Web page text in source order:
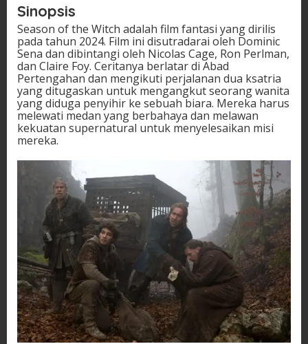
Sinopsis
Season of the Witch adalah film fantasi yang dirilis
pada tahun 2024. Film ini disutradarai oleh Dominic
Sena dan dibintangi oleh Nicolas Cage, Ron Perlman,
dan Claire Foy. Ceritanya berlatar di Abad
Pertengahan dan mengikuti perjalanan dua ksatria
yang ditugaskan untuk mengangkut seorang wanita
yang diduga penyihir ke sebuah biara. Mereka harus
melewati medan yang berbahaya dan melawan
kekuatan supernatural untuk menyelesaikan misi
mereka.